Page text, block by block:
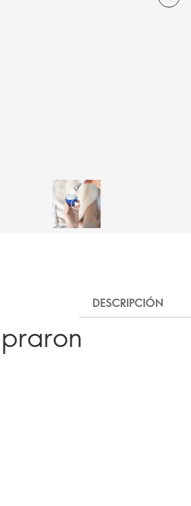
DESCRIPCIÓN